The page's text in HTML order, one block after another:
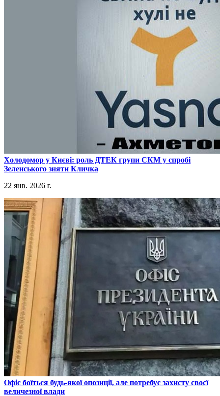
​Холодомор у Києві: роль ДТЕК групи СКМ у спробі
Зеленського зняти Кличка
22 янв. 2026 г.
​Офіс боїться будь-якої опозиції, але потребує захисту своєї
величезної влади